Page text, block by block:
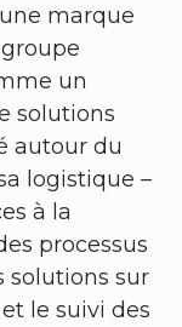
marque
un
solutions
autour du
logistique –
à la
processus
solutions sur
le suivi des